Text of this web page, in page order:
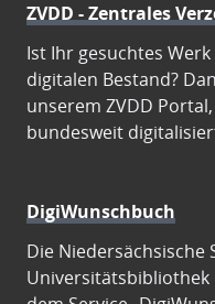
ZVDD - Zentrales
Ist Ihr gesuchtes
digitalen Bestand?
unserem ZVDD
bundesweit
DigiWunschbuch
Die Niedersächsische
Universitätsbibliothek